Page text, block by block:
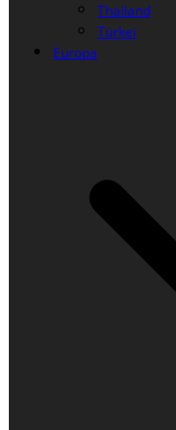
Thailand
Türkei
Europa